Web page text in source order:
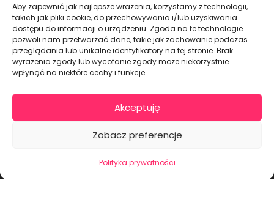
Aby zapewnić jak najlepsze wrażenia, korzystamy z technologii,
takich jak pliki cookie, do przechowywania i/lub uzyskiwania
dostępu do informacji o urządzeniu. Zgoda na te technologie
pozwoli nam przetwarzać dane, takie jak zachowanie podczas
przeglądania lub unikalne identyfikatory na tej stronie. Brak
wyrażenia zgody lub wycofanie zgody może niekorzystnie
wpłynąć na niektóre cechy i funkcje.
Akceptuję
Zobacz preferencje
Polityka prywatności
ul. Modularna 12, 02-238 Warszawa
Giełda Spożywcza Okęcie Pawilon 403
Pon.-Pt.: 07:00 - 14:30
NIP: PL7970009100
Polityka prywatności
Formularz odstąpienia od umowy